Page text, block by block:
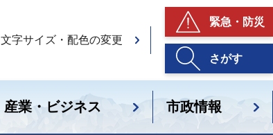
文字サイズ・配色の変更
緊急・防災
さがす
産業・ビジネス 市政情報